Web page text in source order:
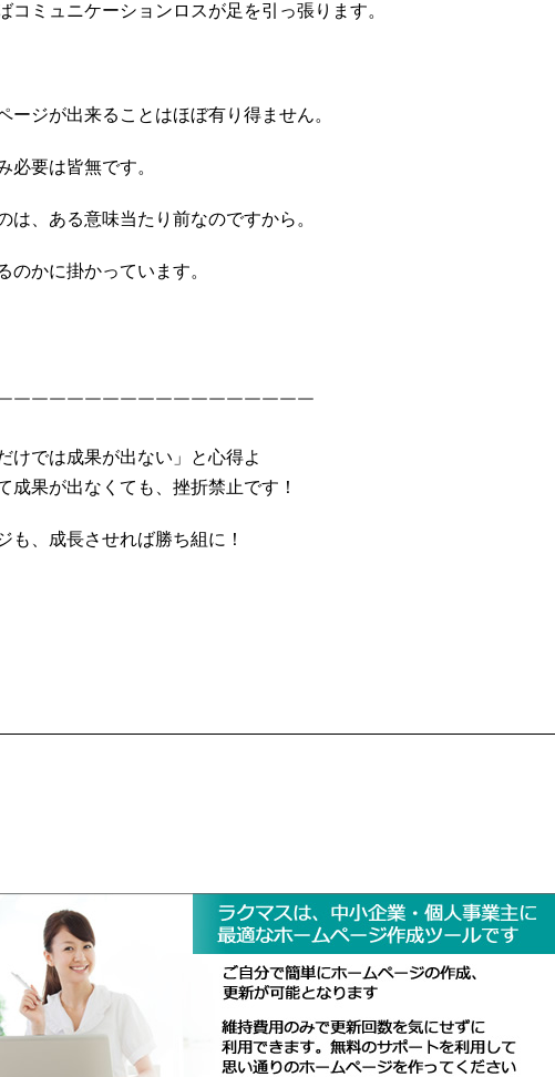
ミュニケーションロスが足を引っ張ります。
ジが出来ることはほぼ有り得ません。
必要は皆無です。
は、ある意味当たり前なのですから。
のかに掛かっています。
￣￣￣￣￣￣￣￣￣￣￣￣￣￣￣￣￣
けでは成果が出ない」と心得よ
果が出なくても、挫折禁止です！
も、成長させれば勝ち組に！